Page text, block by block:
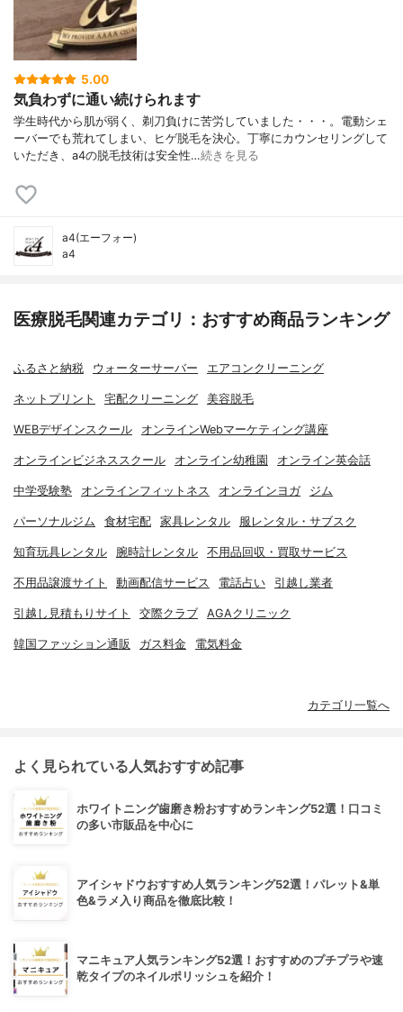
5.00
気負わずに通い続けられます
学生時代から肌が弱く、剃刀負けに苦労していました・・・。電動シェ
ーバーでも荒れてしまい、ヒゲ脱毛を決心。丁寧にカウンセリングして
いただき、a4の脱毛技術は安全性…続きを見る
a4(エーフォー)
a4
医療脱毛関連カテゴリ：おすすめ商品ランキング
ふるさと納税 ウォーターサーバー エアコンクリーニング
ネットプリント 宅配クリーニング 美容脱毛
WEBデザインスクール オンラインWebマーケティング講座
オンラインビジネススクール オンライン幼稚園 オンライン英会話
中学受験塾 オンラインフィットネス オンラインヨガ ジム
パーソナルジム 食材宅配 家具レンタル 服レンタル・サブスク
知育玩具レンタル 腕時計レンタル 不用品回収・買取サービス
不用品譲渡サイト 動画配信サービス 電話占い 引越し業者
引越し見積もりサイト 交際クラブ AGAクリニック
韓国ファッション通販 ガス料金 電気料金
カテゴリ一覧へ
よく見られている人気おすすめ記事
ホワイトニング歯磨き粉おすすめランキング52選！口コミ
の多い市販品を中心に
アイシャドウおすすめ人気ランキング52選！パレット&単
色&ラメ入り商品を徹底比較！
マニキュア人気ランキング52選！おすすめのプチプラや速
乾タイプのネイルポリッシュを紹介！